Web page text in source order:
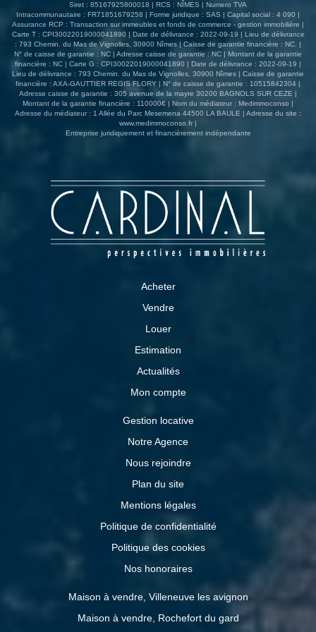
Siret : 85167925800018 | RCS : NÎMES | Numero TVA
Intracommunautaire : FR71851679258 | Forme juridique : SAS | Capital social : 4 090 |
Assurance RCP : Transaction sur immeubles et fonds de commerce - gestion immobilière |
Carte T : CPI30022019000041890 | Date de délivrance : 2022-09-19 | Lieu de délivrance
: 793 Chemin. du Mas de Vignolles, 30900 Nîmes | Caisse de garantie financière : NC. |
N° de caisse de garantie : NC | Adresse caisse de garantie : NC | Montant de la garantie
financière : NC | Carte G : CPI30022019000041890 | Date de délivrance : 2022-09-19 |
Lieu de délivrance : 793 Chemin. du Mas de Vignolles, 30900 Nîmes | Caisse de garantie
financière : AXA-GAUTTIER REGIS FLORY | N° de caisse de garantie : 10515842304 |
Adresse caisse de garantie : 305 avenue de la mayre 30200 BAGNOLS SUR CEZE |
Montant de la garantie financière : 110000€ | Nom du médiateur : Medimmoconso |
Adresse du médiateur : 1 Allée du Parc Mesemena 44500 LA BAULE | Adresse du site :
www.medimmoconso.fr |
Entreprise juridiquement et financièrement indépendante
Acheter
Vendre
Louer
Estimation
Actualités
Mon compte
Gestion locative
Notre Agence
Nous rejoindre
Plan du site
Mentions légales
Politique de confidentialité
Politique des cookies
Nos honoraires
Maison à vendre, Villeneuve les avignon
Maison à vendre, Rochefort du gard